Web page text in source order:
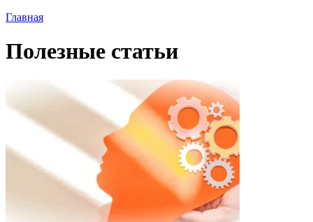
Главная
Полезные статьи